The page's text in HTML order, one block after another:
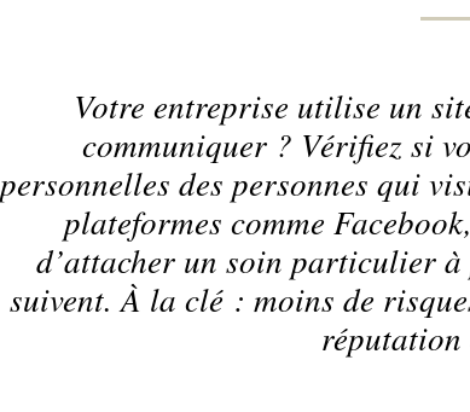
Votre entreprise utilise un
communiquer ? Vérifiez si
personnelles des personnes qui
plateformes comme
d’attacher un soin particulier à
suivent. À la clé : moins de
réputation